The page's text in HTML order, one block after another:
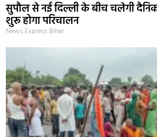
सुपौल से नई दिल्ली के बीच चलेगी
शुरू होगा परिचालन
News Express Bihar